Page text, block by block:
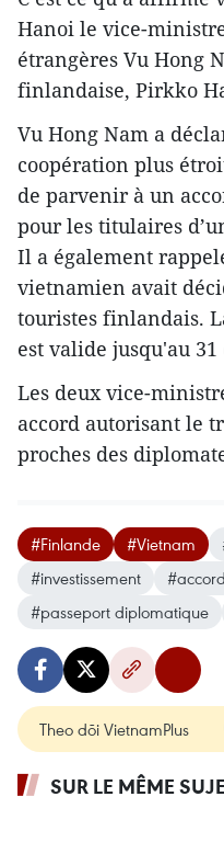
Hanoi le vice-
étrangères Vu Hong
finlandaise, Pirkko
Vu Hong Nam a
coopération plus
de parvenir à un
pour les titulaires
Il a également
vietnamien avait
touristes finlandais.
est valide jusqu'au 31
Les deux vice-
accord autorisant le
proches des
#Finlande #Vietnam
#investissement
#accord
#passeport diplomatique
Theo dõi VietnamPlus
SUR LE MÊME